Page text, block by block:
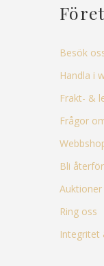
Besök
Handla i
Frakt- &
Frågor
Bli
Auktioner
Ring oss
Integritet